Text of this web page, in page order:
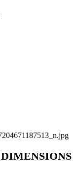
DIMENSIONS